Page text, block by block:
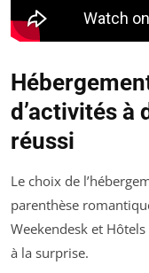
d’activités à
réussi
Le choix de
parenthèse
Weekendesk et
à la surprise.